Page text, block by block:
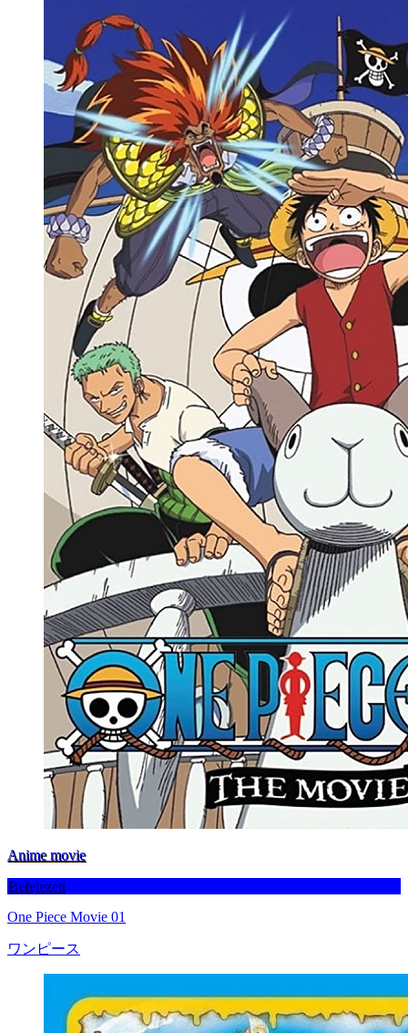
Anime movie
Befejezett
One Piece Movie 01
ワンピース